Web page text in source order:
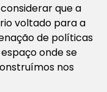
que a
voltado para a
de políticas
onde se
nos